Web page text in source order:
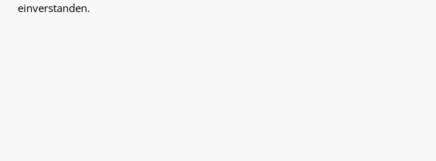
einverstanden.